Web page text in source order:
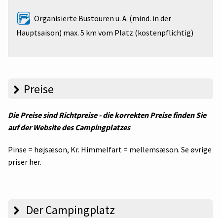
Organisierte Bustouren u. Ä. (mind. in der
Hauptsaison) max. 5 km vom Platz (kostenpflichtig)
Preise
Die Preise sind Richtpreise - die korrekten Preise finden Sie
auf der Website des Campingplatzes
Pinse = højsæson, Kr. Himmelfart = mellemsæson. Se øvrige
priser her.
Der Campingplatz